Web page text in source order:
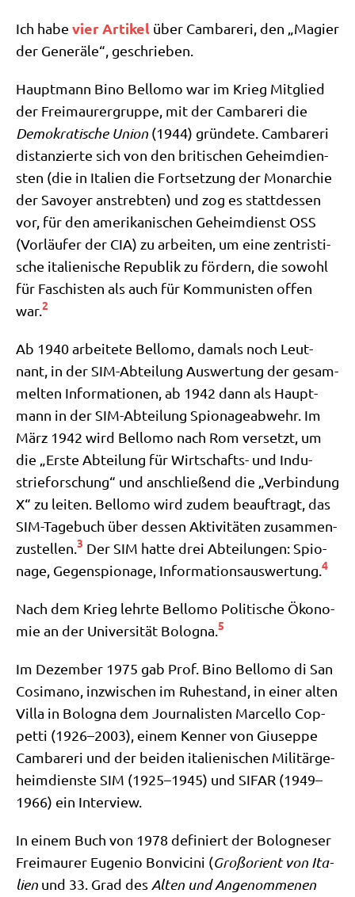
Ich habe vier Arti­kel über Cam­bare­ri, den „Magi­er
der Gene­rä­le“, geschrieben.
Haupt­mann Bino Bel­lo­mo war im Krieg Mit­glied
der Frei­mau­rer­grup­pe, mit der Cam­bare­ri die
Demo­kra­ti­sche Uni­on (1944) grün­de­te. Cam­bare­ri
distan­zier­te sich von den bri­ti­schen Geheim­dien­
sten (die in Ita­li­en die Fort­set­zung der Mon­ar­chie
der Savoy­er anstreb­ten) und zog es statt­des­sen
vor, für den ame­ri­ka­ni­schen Geheim­dienst OSS
(Vor­läu­fer der CIA) zu arbei­ten, um eine zen­tri­sti­
sche ita­lie­ni­sche Repu­blik zu för­dern, die sowohl
für Faschi­sten als auch für Kom­mu­ni­sten offen
war.2
Ab 1940 arbei­te­te Bel­lo­mo, damals noch Leut­
nant, in der SIM-Abtei­lung Aus­wer­tung der gesam­
mel­ten Infor­ma­tio­nen, ab 1942 dann als Haupt­
mann in der SIM-Abtei­lung Spio­na­ge­ab­wehr. Im
März 1942 wird Bel­lo­mo nach Rom ver­setzt, um
die „Erste Abtei­lung für Wirt­schafts- und Indu­
strie­for­schung“ und anschlie­ßend die „Ver­bin­dung
X“ zu lei­ten. Bel­lo­mo wird zudem beauf­tragt, das
SIM-Tage­buch über des­sen Akti­vi­tä­ten zusam­men­
zu­stel­len.3 Der SIM hat­te drei Abtei­lun­gen: Spio­
na­ge, Gegen­spio­na­ge, Infor­ma­ti­ons­aus­wer­tung.4
Nach dem Krieg lehr­te Bel­lo­mo Poli­ti­sche Öko­no­
mie an der Uni­ver­si­tät Bolo­gna.5
Im Dezem­ber 1975 gab Prof. Bino Bel­lo­mo di San
Cosi­ma­no, inzwi­schen im Ruhe­stand, in einer alten
Vil­la in Bolo­gna dem Jour­na­li­sten Mar­cel­lo Cop­
pet­ti (1926–2003), einem Ken­ner von Giu­sep­pe
Cam­bare­ri und der bei­den ita­lie­ni­schen Mili­tär­ge­
heim­dien­ste SIM (1925–1945) und SIFAR (1949–
1966) ein Interview.
In einem Buch von 1978 defi­niert der Bolo­gne­ser
Frei­mau­rer Euge­nio Bon­vici­ni (Groß­ori­ent von Ita­
li­en und 33. Grad desAlten und Ange­nom­me­nen